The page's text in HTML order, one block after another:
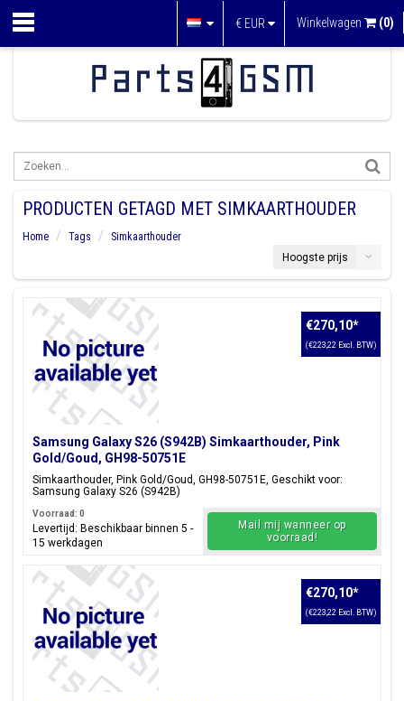
€ EUR Winkelwagen (0)
PRODUCTEN GETAGD MET SIMKAARTHOUDER
Home Tags
Simkaarthouder
Hoogste prijs
Samsung Galaxy S26 (S942B) Simkaarthouder, Pink
Gold/Goud, GH98-50751E
Simkaarthouder, Pink Gold/Goud, GH98-50751E, Geschikt voor:
Samsung Galaxy S26 (S942B)
€270,10*
(€223,22 Excl. BTW)
Voorraad: 0
Levertijd: Beschikbaar binnen 5 -
15 werkdagen
Mail mij wanneer op
voorraad!
€270,10*
(€223,22 Excl. BTW)